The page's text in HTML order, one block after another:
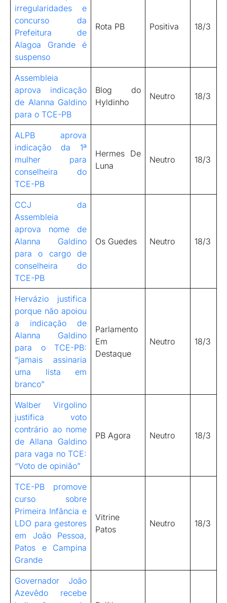
irregularidades e
concurso da
Prefeitura de
Alagoa Grande é
suspenso
Rota PB Positiva 18/3
Assembleia
aprova indicação
de Alanna Galdino
para o TCE-PB
Blog do
Hyldinho
Neutro 18/3
ALPB aprova
indicação da 1ª
mulher para
conselheira do
TCE-PB
Hermes De
Luna
Neutro 18/3
CCJ da
Assembleia
aprova nome de
Alanna Galdino
para o cargo de
conselheira do
TCE-PB
Os Guedes Neutro 18/3
Hervázio justifica
porque não apoiou
a indicação de
Alanna Galdino
para o TCE-PB:
“jamais assinaria
uma lista em
branco”
Parlamento
Em
Destaque
Neutro 18/3
Walber Virgolino
justifica voto
contrário ao nome
de Allana Galdino
para vaga no TCE:
“Voto de opinião”
PB Agora Neutro 18/3
TCE-PB promove
curso sobre
Primeira Infância e
LDO para gestores
em João Pessoa,
Patos e Campina
Grande
Vitrine
Patos
Neutro 18/3
Governador João
Azevêdo recebe